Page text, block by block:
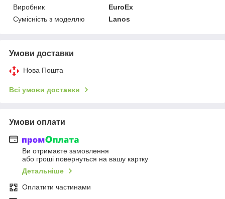
Виробник
EuroEx
Сумісність з моделлю
Lanos
Умови доставки
Нова Пошта
Всі умови доставки
Умови оплати
Ви отримаєте замовлення
або гроші повернуться на вашу картку
Детальніше
Оплатити частинами